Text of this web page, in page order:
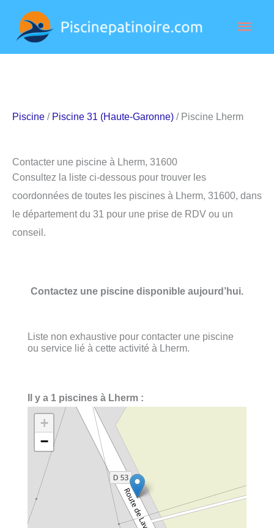
contenu
Piscine / Piscine 31 (Haute-Garonne) / Piscine Lherm
Contacter une piscine à Lherm, 31600
Consultez la liste ci-dessous pour trouver les
coordonnées de toutes les piscines à Lherm, 31600, dans
le département du 31 pour une prise de RDV ou un
conseil.
Contactez une piscine disponible aujourd’hui.
Liste non exhaustive pour contacter une piscine
ou service lié à cette activité à Lherm.
Il y a 1 piscines à Lherm :
+
−